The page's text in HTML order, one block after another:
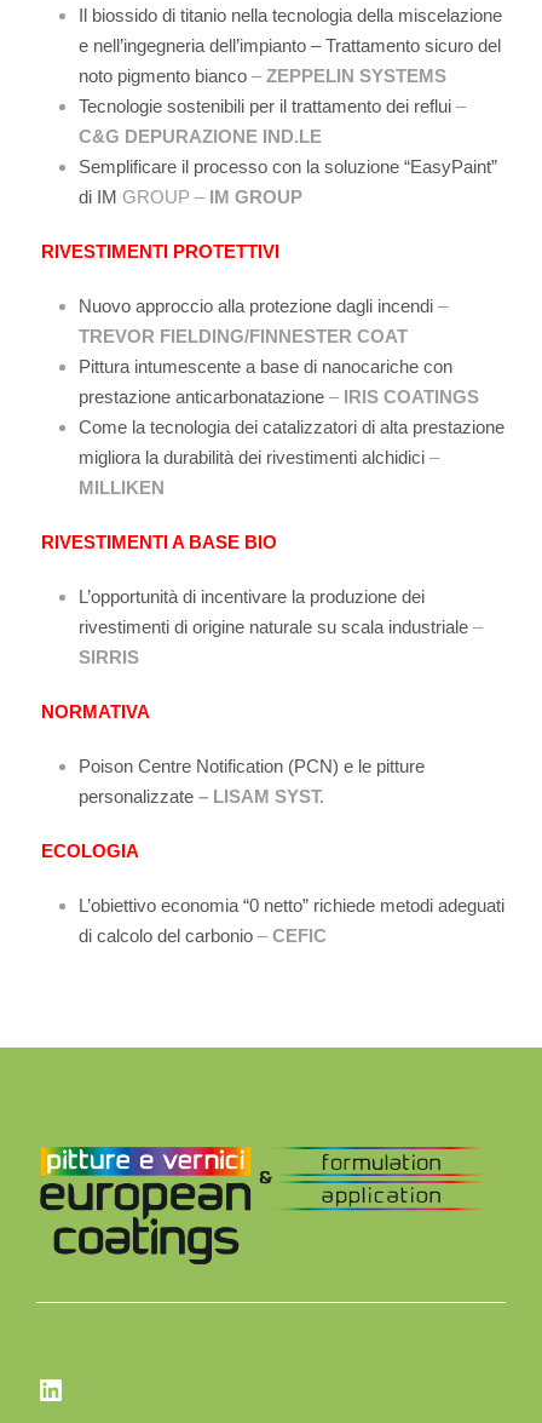
Il biossido di titanio nella tecnologia della miscelazione
e nell’ingegneria dell’impianto – Trattamento sicuro del
noto pigmento bianco –ZEPPELIN SYSTEMS
Tecnologie sostenibili per il trattamento dei reflui –
C&G DEPURAZIONE IND.LE
Semplificare il processo con la soluzione “EasyPaint”
di IM GROUP –IM GROUP
RIVESTIMENTI PROTETTIVI
Nuovo approccio alla protezione dagli incendi –
TREVOR FIELDING/FINNESTER COAT
Pittura intumescente a base di nanocariche con
prestazione anticarbonatazione –IRIS COATINGS
Come la tecnologia dei catalizzatori di alta prestazione
migliora la durabilità dei rivestimenti alchidici –
MILLIKEN
RIVESTIMENTI A BASE BIO
L’opportunità di incentivare la produzione dei
rivestimenti di origine naturale su scala industriale –
SIRRIS
NORMATIVA
Poison Centre Notification (PCN) e le pitture
personalizzate – LISAM SYST.
ECOLOGIA
L’obiettivo economia “0 netto” richiede metodi adeguati
di calcolo del carbonio –CEFIC
LinkedIn